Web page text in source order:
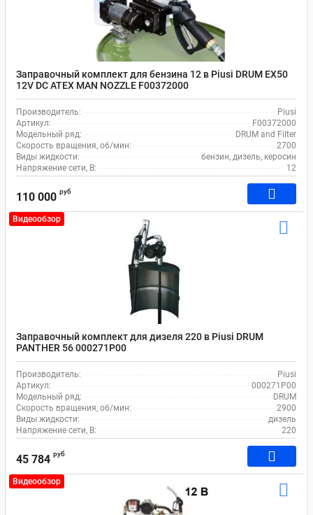
Заправочный комплект для бензина 12 в Piusi DRUM EX50
12V DC ATEX MAN NOZZLE F00372000
Производитель:
Piusi
Артикул:
F00372000
Модельный ряд:
DRUM and Filter
Скорость вращения, об/мин:
2700
Виды жидкости:
бензин, дизель, керосин
Напряжение сети, В:
12
110 000 руб
Видеообзор
Заправочный комплект для дизеля 220 в Piusi DRUM
PANTHER 56 000271Р00
Производитель:
Piusi
Артикул:
000271P00
Модельный ряд:
DRUM
Скорость вращения, об/мин:
2900
Виды жидкости:
дизель
Напряжение сети, В:
220
45 784 руб
Видеообзор